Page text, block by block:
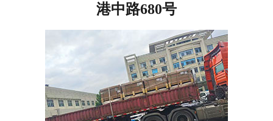
注册
/
登录
在线礼佛
港中路680号